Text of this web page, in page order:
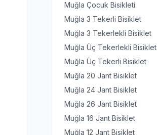
Muğla Çocuk Bisikleti
Muğla 3 Tekerli Bisiklet
Muğla 3 Tekerlekli Bisiklet
Muğla Üç Tekerlekli Bisiklet
Muğla Üç Tekerli Bisiklet
Muğla 20 Jant Bisiklet
Muğla 24 Jant Bisiklet
Muğla 26 Jant Bisiklet
Muğla 16 Jant Bisiklet
Muğla 12 Jant Bisiklet